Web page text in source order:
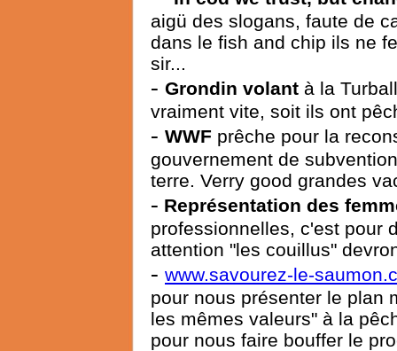
aigü des slogans, faute de
dans le fish and chip ils ne
sir...
- Grondin volant à la
vraiment vite, soit ils ont
- WWF prêche pour la
gouvernement de
terre. Verry good grandes
- Représentation des
professionnelles, c'est pour
attention "les couillus"
- www.savourez-le-
pour nous présenter le plan
les mêmes valeurs" à la
pour nous faire bouffer le